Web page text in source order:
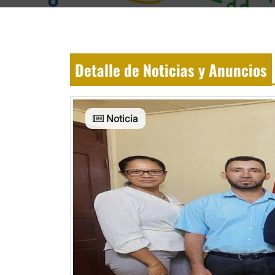
Detalle de Noticias y Anuncios
Noticia